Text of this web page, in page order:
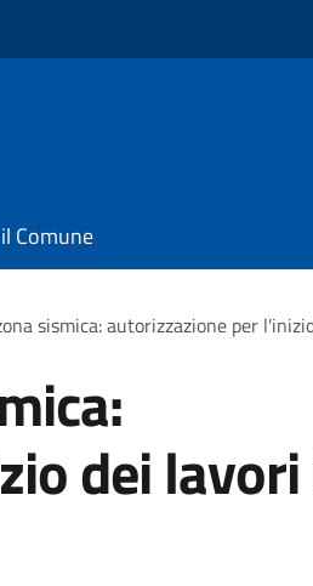
Comune
sismica: autorizzazione per
dei